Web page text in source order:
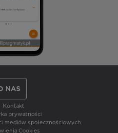
NAS
Kontakt
prywatności
mediów społecznościowych
Cookies